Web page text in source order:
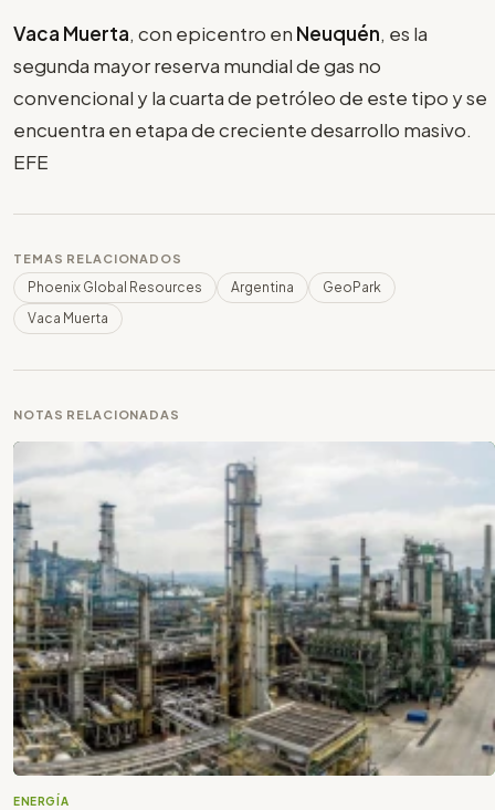
Vaca Muerta, con epicentro en Neuquén, es la
segunda mayor reserva mundial de gas no
convencional y la cuarta de petróleo de este tipo y se
encuentra en etapa de creciente desarrollo masivo.
EFE
TEMAS RELACIONADOS
Phoenix Global Resources Argentina
GeoPark
Vaca Muerta
NOTAS RELACIONADAS
ENERGÍA